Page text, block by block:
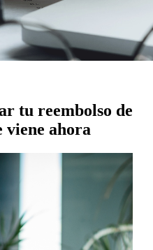
tu reembolso de
viene ahora